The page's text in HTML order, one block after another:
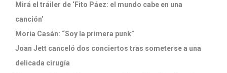
Mirá el tráiler de ‘Fito Páez: el mundo cabe en una
canción’
Moria Casán: “Soy la primera punk”
Joan Jett canceló dos conciertos tras someterse a una
delicada cirugía